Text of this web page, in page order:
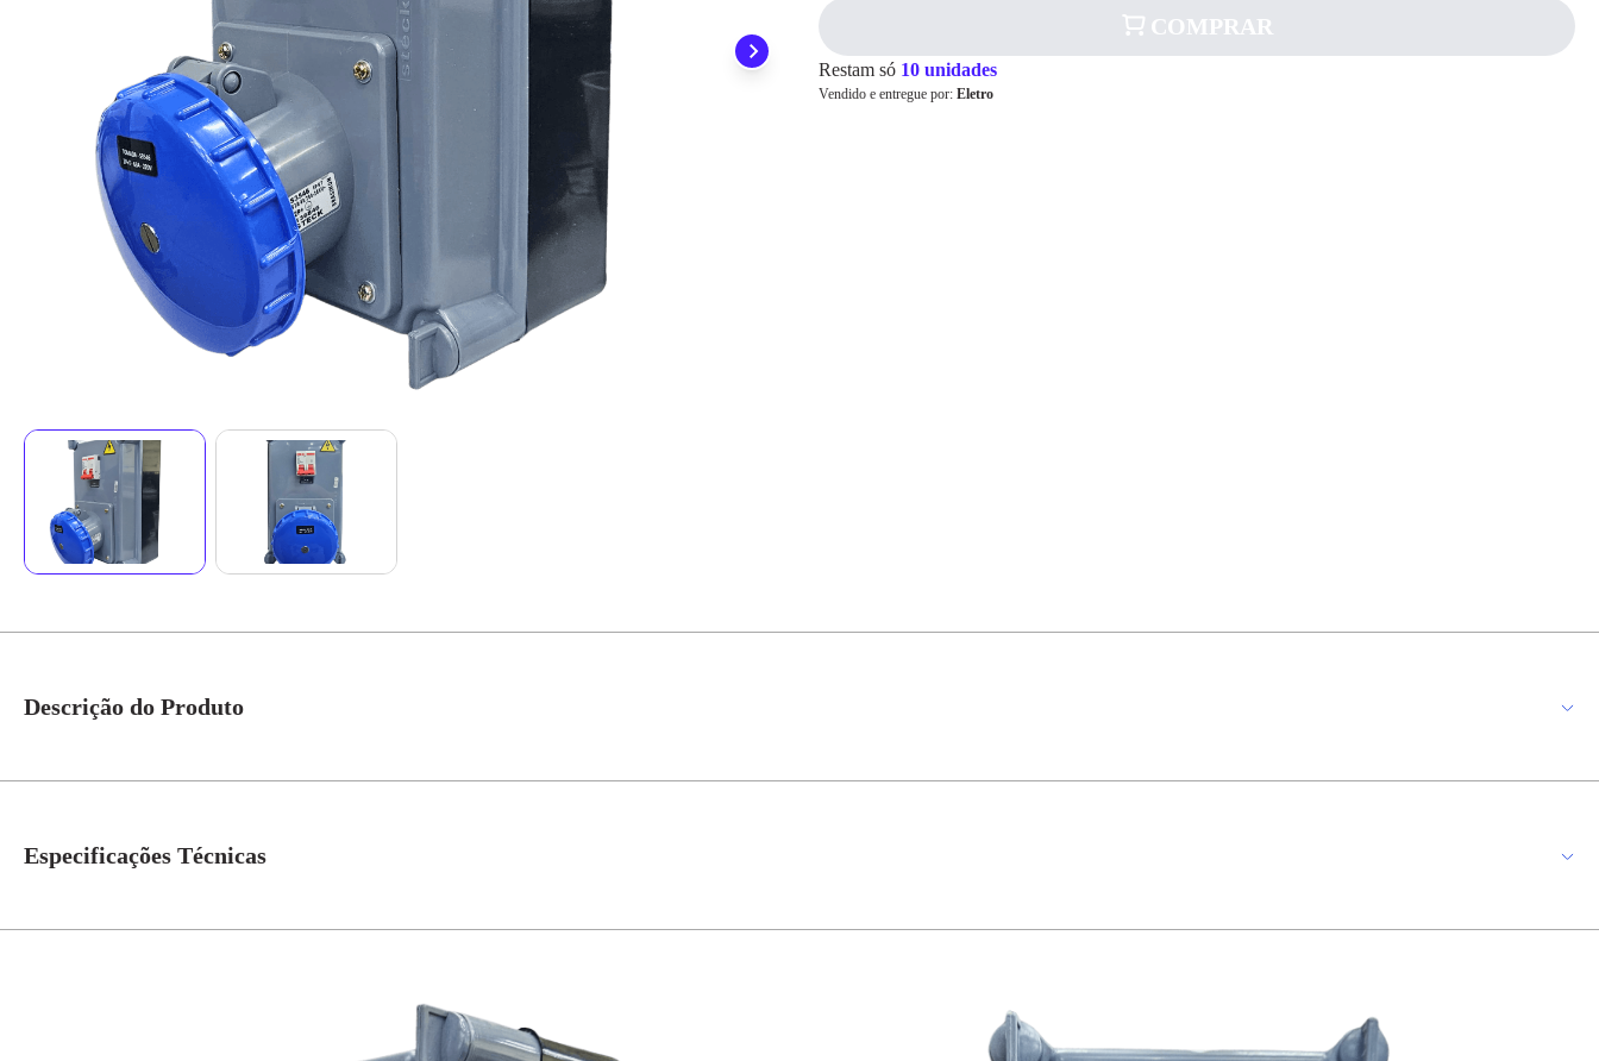
Pix
Cartão de
Crédito
COMPRAR
Restam só 10 unidades
Vendido e entregue por: Eletro
Descrição do Produto
Especificações Técnicas